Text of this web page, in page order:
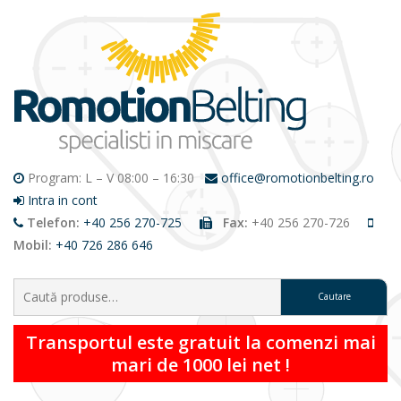
Program: L – V 08:00 – 16:30
office@romotionbelting.ro
Intra in cont
Telefon: +40 256 270-725 Fax: +40 256 270-726
Mobil: +40 726 286 646
Caută:
Transportul este gratuit la comenzi mai
mari de 1000 lei net !